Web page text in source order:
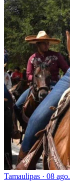
Tamaulipas · 08 ago.